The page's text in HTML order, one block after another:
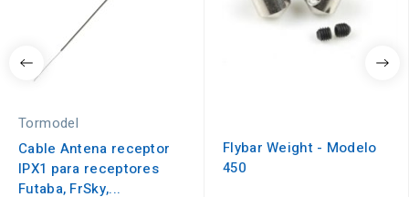
Tormodel
Cable Antena receptor
IPX1 para receptores
Futaba, FrSky,...
Flybar Weight - Modelo
450